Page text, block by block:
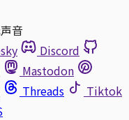
音
Discord
Mastodon
Threads
Tiktok